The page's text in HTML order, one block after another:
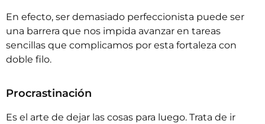
En efecto, ser demasiado perfeccionista puede ser
una barrera que nos impida avanzar en tareas
sencillas que complicamos por esta fortaleza con
doble filo.
Procrastinación
Es el arte de dejar las cosas para luego. Trata de ir